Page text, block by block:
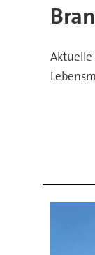
und
Aktuelle